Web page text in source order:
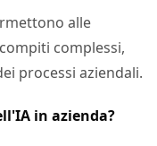
alle
complessi,
processi aziendali.
in azienda?